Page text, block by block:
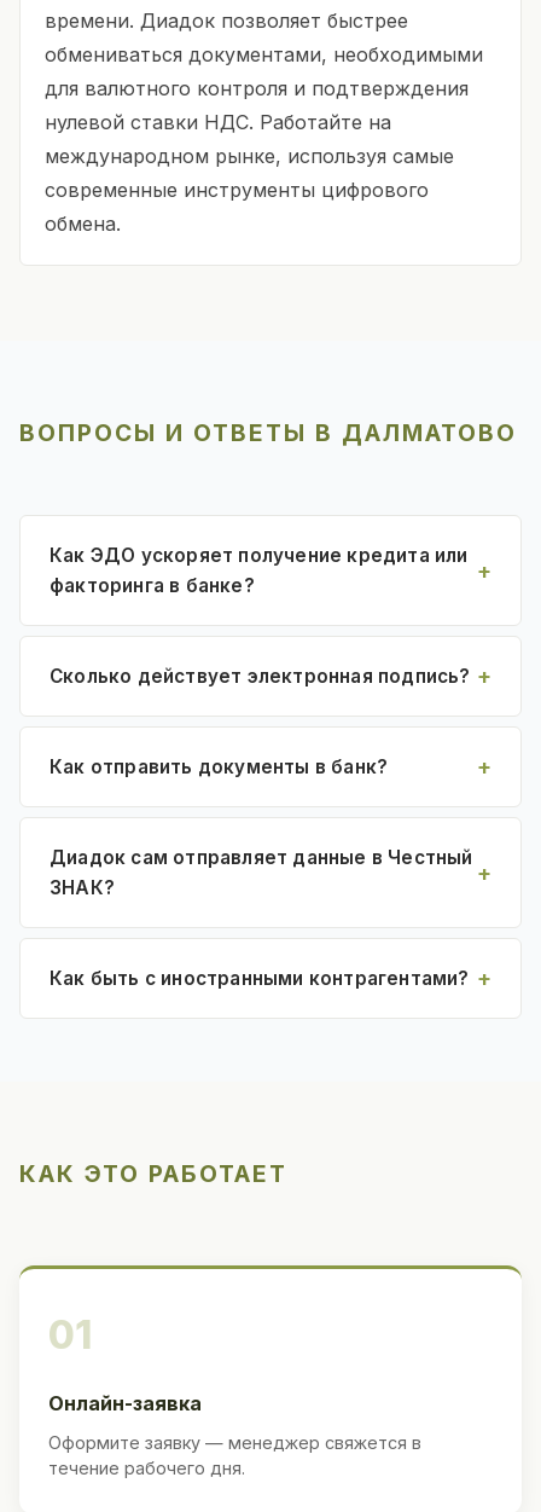
времени. Диадок позволяет быстрее
обмениваться документами, необходимыми
для валютного контроля и подтверждения
нулевой ставки НДС. Работайте на
международном рынке, используя самые
современные инструменты цифрового
обмена.
ВОПРОСЫ И ОТВЕТЫ В ДАЛМАТОВО
Как ЭДО ускоряет получение кредита или
факторинга в банке?
Сколько действует электронная подпись?
Как отправить документы в банк?
Диадок сам отправляет данные в Честный
ЗНАК?
Как быть с иностранными контрагентами?
КАК ЭТО РАБОТАЕТ
01
Онлайн-заявка
Оформите заявку — менеджер свяжется в
течение рабочего дня.